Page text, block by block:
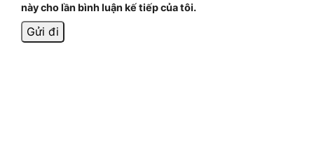
này cho lần bình luận kế tiếp của tôi.